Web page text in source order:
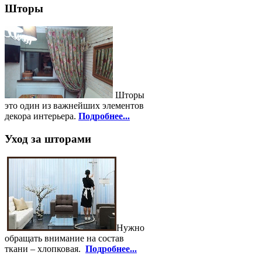
Шторы
Шторы
это один из важнейших элементов
декора интерьера. Подробнее...
Уход за шторами
Нужно
обращать внимание на состав
ткани – хлопковая. Подробнее...